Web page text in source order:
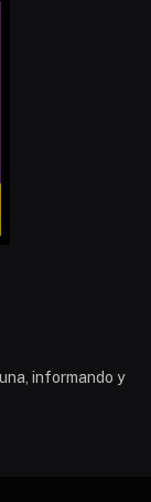
informando y